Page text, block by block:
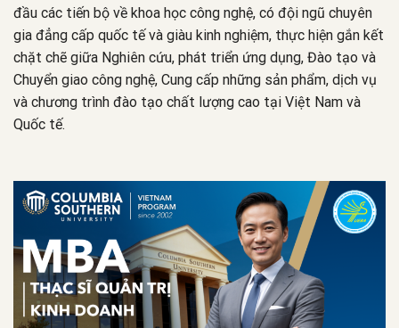
đầu các tiến bộ về khoa học công nghệ, có đội ngũ chuyên
gia đẳng cấp quốc tế và giàu kinh nghiệm, thực hiện gắn kết
chặt chẽ giữa Nghiên cứu, phát triển ứng dụng, Đào tạo và
Chuyển giao công nghệ, Cung cấp những sản phẩm, dịch vụ
và chương trình đào tạo chất lượng cao tại Việt Nam và
Quốc tế.